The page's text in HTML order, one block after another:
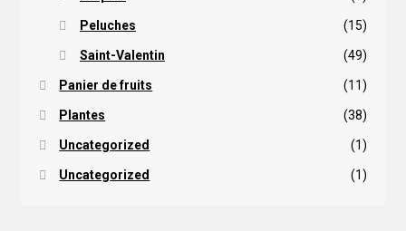
Peluches (15)
Saint-Valentin (49)
Panier de fruits (11)
Plantes (38)
Uncategorized (1)
Uncategorized (1)